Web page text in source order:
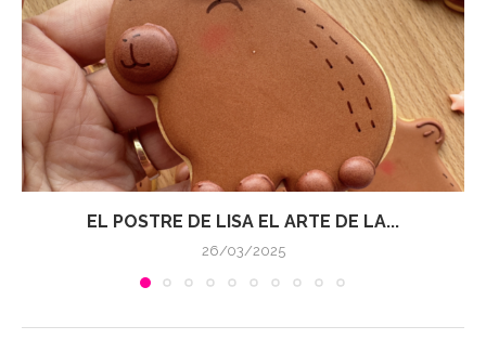
EL POSTRE DE LISA EL ARTE DE LA...
26/03/2025